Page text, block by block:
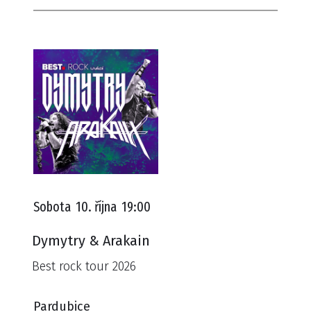
Sobota 10. října 19:00
Dymytry & Arakain
Best rock tour 2026
Pardubice